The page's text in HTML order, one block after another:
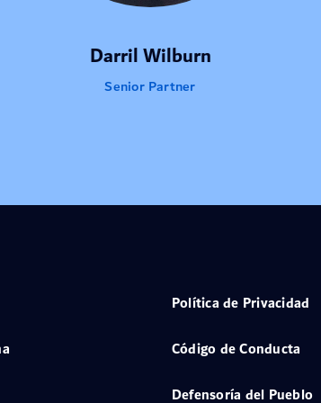
Darril Wilburn
Senior Partner
Política de Privacidad
Código de Conducta
Defensoría del Pueblo